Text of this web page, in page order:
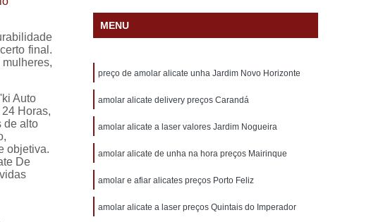
Personalizado
Carimbo de Bolso Personalizado
Personalizado
Carimbo Grande Personalizado
Personalizado
Tecido Personalizado
com Strass
Carimbo Personalizado Professor
Personalizado
24 Horas Chaveiro
Chaveiro 24
24 Horas
Chaveiro 24 Horas Automotivo
Mais Próximo
Chaveiro 24 Horas Perto de Mim
Chaveiro 24 Hr
Chaveiro 24 Hrs
final.
Auto
Horas,
de alto
objetiva.
De
MENU
preço de amolar alicate unha Jardim Novo Horizonte
amolar alicate delivery preços Carandá
amolar alicate a laser valores Jardim Nogueira
amolar alicate de unha na hora preços Mairinque
amolar e afiar alicates preços Porto Feliz
amolar alicate a laser preços Quintais do Imperador